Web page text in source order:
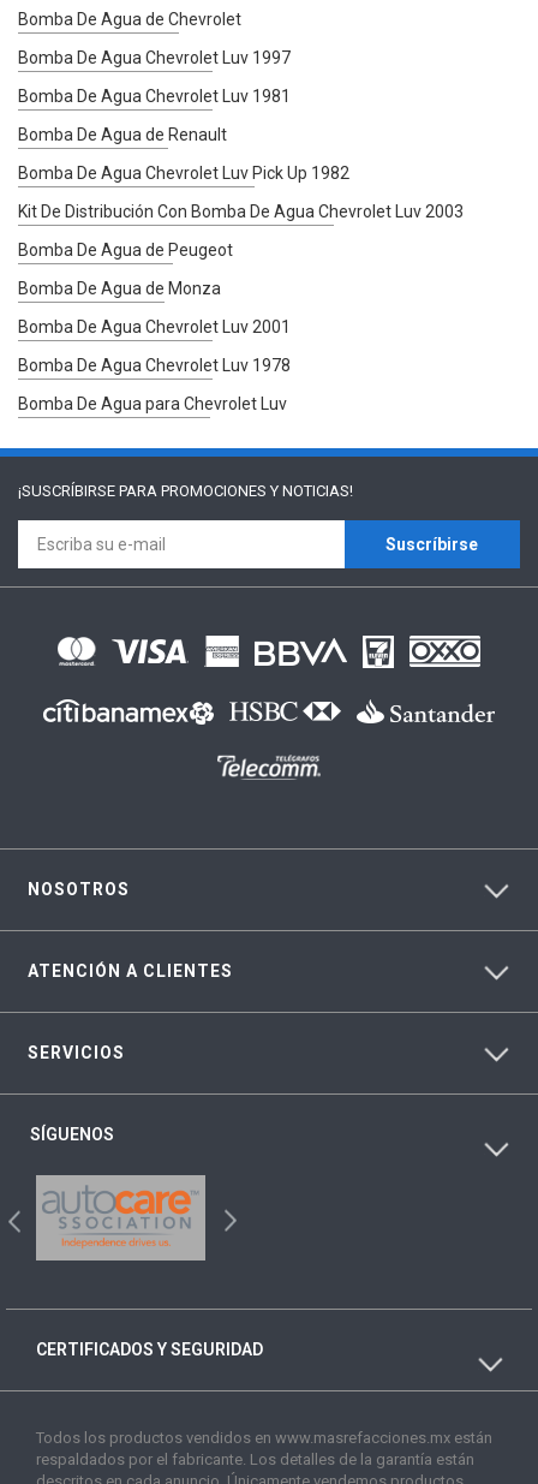
Bomba De Agua de Chevrolet
Bomba De Agua Chevrolet Luv 1997
Bomba De Agua Chevrolet Luv 1981
Bomba De Agua de Renault
Bomba De Agua Chevrolet Luv Pick Up 1982
Kit De Distribución Con Bomba De Agua Chevrolet Luv 2003
Bomba De Agua de Peugeot
Bomba De Agua de Monza
Bomba De Agua Chevrolet Luv 2001
Bomba De Agua Chevrolet Luv 1978
Bomba De Agua para Chevrolet Luv
¡SUSCRÍBIRSE PARA PROMOCIONES Y NOTICIAS!
Suscríbirse
NOSOTROS
ATENCIÓN A CLIENTES
SERVICIOS
SÍGUENOS
CERTIFICADOS Y SEGURIDAD
Todos los productos vendidos en www.masrefacciones.mx están
respaldados por el fabricante. Los detalles de la garantía están